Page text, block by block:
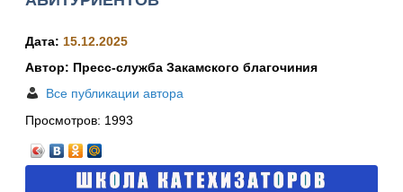
Дата: 15.12.2025
Автор: Пресс-служба Закамского благочиния
Все публикации автора
Просмотров: 1993